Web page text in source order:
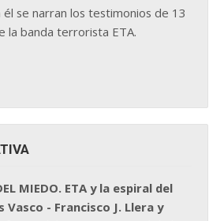
se narran los testimonios de 13
la banda terrorista ETA.
MIEDO. ETA y la espiral del
Vasco - Francisco J. Llera y